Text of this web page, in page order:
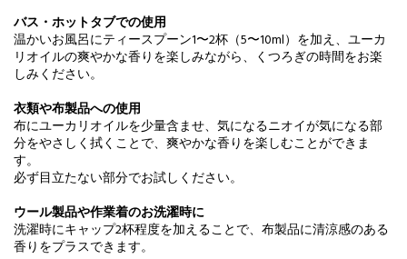
バス・ホットタブでの使用
温かいお風呂にティースプーン1〜2杯（5〜10ml）を加え、ユーカ
リオイルの爽やかな香りを楽しみながら、くつろぎの時間をお楽
しみください。
衣類や布製品への使用
布にユーカリオイルを少量含ませ、気になるニオイが気になる部
分をやさしく拭くことで、爽やかな香りを楽しむことができま
す。
必ず目立たない部分でお試しください。
ウール製品や作業着のお洗濯時に
洗濯時にキャップ2杯程度を加えることで、布製品に清涼感のある
香りをプラスできます。